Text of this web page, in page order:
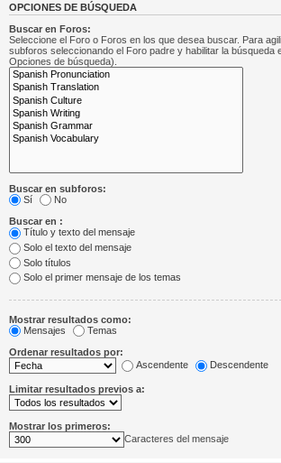
OPCIONES DE BÚSQUEDA
Buscar en Foros:
Seleccione el Foro o Foros en los que desea buscar. Para
subforos seleccionando el Foro padre y habilitar la búsqueda
Opciones de búsqueda).
Buscar en subforos:
Sí
No
Buscar en :
Título y texto del mensaje
Solo el texto del mensaje
Solo títulos
Solo el primer mensaje de los temas
Mostrar resultados como:
Mensajes
Temas
Ordenar resultados por:
Ascendente
Descendente
Limitar resultados previos a:
Mostrar los primeros:
Caracteres del mensaje